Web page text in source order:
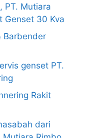
PT. Mutiara
Genset 30 Kva
Barbender
genset PT.
Rakit
dari